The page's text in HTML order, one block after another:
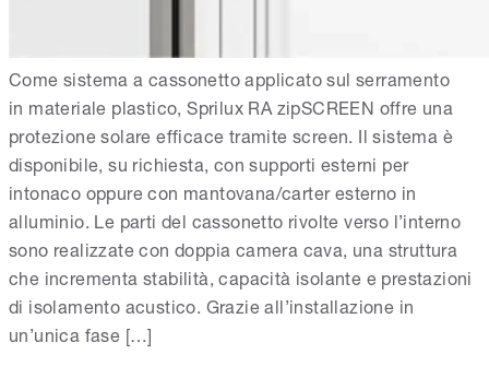
Come sistema a cassonetto applicato sul serramento
in materiale plastico, Sprilux RA zipSCREEN offre una
protezione solare efficace tramite screen. Il sistema è
disponibile, su richiesta, con supporti esterni per
intonaco oppure con mantovana/carter esterno in
alluminio. Le parti del cassonetto rivolte verso l’interno
sono realizzate con doppia camera cava, una struttura
che incrementa stabilità, capacità isolante e prestazioni
di isolamento acustico. Grazie all’installazione in
un’unica fase […]